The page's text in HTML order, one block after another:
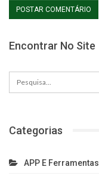
Encontrar No Site
Categorias
APP E Ferramentas